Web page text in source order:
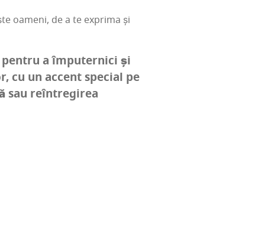
oameni, de a te expri­ma și
pen­tru a împu­ter­nici și
cu un accent spe­cial pe
sau reîn­tre­gi­rea